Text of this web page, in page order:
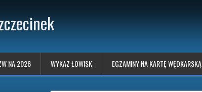
NA 2026 WYKAZ ŁOWISK EGZAMINY NA KARTĘ WĘDKARSKĄ